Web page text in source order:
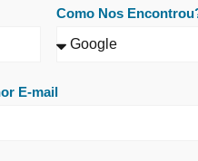
Como Nos
E-mail